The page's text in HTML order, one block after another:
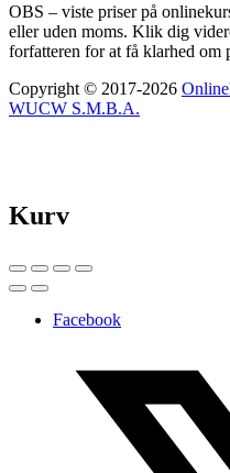
OBS – viste priser på
eller uden moms. Klik dig
forfatteren for at få klarhed om
Copyright © 2017-2026
WUCW S.M.B.A.
Kurv
Facebook